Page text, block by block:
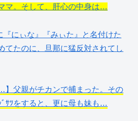
マ。そして、肝心の中身は…
『にぃな』『みぃた』と名付けた
てたのに、旦那に猛反対されてし
】父親がチカンで捕まった。その
ｻﾂをすると、更に母も妹も…